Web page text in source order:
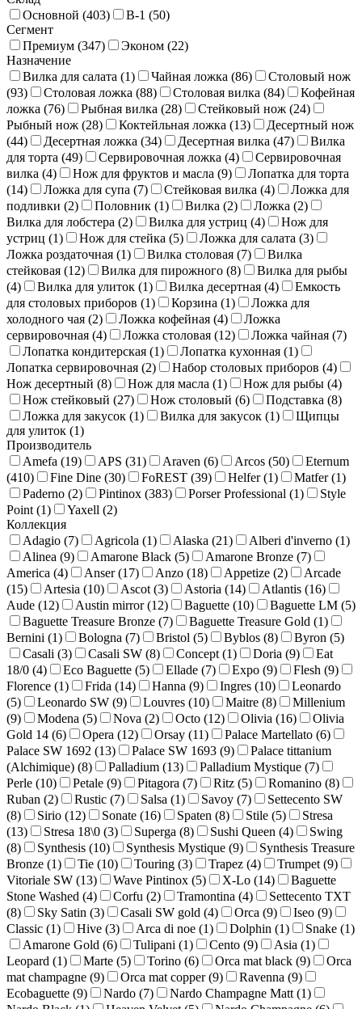
Столовые ложки 104 Столовые ножи
Упаковки для приборов
Чайные ложки
Основной (403) В-1 (50)
Сегмент
Премиум (347) Эконом (22)
Назначение
Вилка для салата (1) Чайная ложка (86)
Столовый нож
(93) Столовая ложка (88) Столовая вилка (84)
Кофейная
ложка (76) Рыбная вилка (28) Стейковый нож (24)
Рыбный нож (28) Коктейльная ложка (13)
Десертный нож
(44) Десертная ложка (34) Десертная вилка (47)
Вилка
для торта (49) Сервировочная ложка (4)
Сервировочная
вилка (4) Нож для фруктов и масла (9)
Лопатка для торта
(14) Ложка для супа (7) Стейковая вилка (4)
Ложка для
подливки (2) Половник (1) Вилка (2) Ложка (2)
Вилка для лобстера (2) Вилка для устриц (4)
Нож для
устриц (1) Нож для стейка (5) Ложка для салата (3)
Ложка роздаточная (1) Вилка столовая (7)
Вилка
стейковая (12) Вилка для пирожного (8)
Вилка для рыбы
(4) Вилка для улиток (1) Вилка десертная (4)
Емкость
для столовых приборов (1) Корзина (1)
Ложка для
холодного чая (2) Ложка кофейная (4)
Ложка
сервировочная (4) Ложка столовая (12) Ложка чайная (7)
Лопатка кондитерская (1) Лопатка кухонная (1)
Лопатка сервировочная (2) Набор столовых приборов (4)
Нож десертный (8) Нож для масла (1) Нож для рыбы (4)
Нож стейковый (27) Нож столовый (6) Подставка (8)
Ложка для закусок (1) Вилка для закусок (1)
Щипцы
для улиток (1)
Производитель
Amefa (19) APS (31) Araven (6) Arcos (50)
Eternum
(410) Fine Dine (30) FoREST (39) Helfer (1) Matfer (1)
Paderno (2) Pintinox (383) Porser Professional (1)
Style
Point (1) Yaxell (2)
Коллекция
Adagio (7) Agricola (1) Alaska (21) Alberi d'inverno (1)
Alinea (9) Amarone Black (5) Amarone Bronze (7)
America (4) Anser (17) Anzo (18) Appetize (2)
Arcade
(15) Artesia (10) Ascot (3) Astoria (14) Atlantis (16)
Aude (12) Austin mirror (12) Baguette (10) Baguette LM (5)
Baguette Treasure Bronze (7) Baguette Treasure Gold (1)
Bernini (1) Bologna (7) Bristol (5) Byblos (8) Byron (5)
Casali (3) Casali SW (8) Concept (1) Doria (9)
Eat
18/0 (4) Eco Baguette (5) Ellade (7) Expo (9) Flesh (9)
Florence (1) Frida (14) Hanna (9) Ingres (10)
Leonardo
(5) Leonardo SW (9) Louvres (10) Maitre (8)
Millenium
(9) Modena (5) Nova (2) Octo (12) Olivia (16)
Olivia
Gold 14 (6) Opera (12) Orsay (11) Palace Martellato (6)
Palace SW 1692 (13) Palace SW 1693 (9)
Palace tittanium
(Alchimique) (8) Palladium (13) Palladium Mystique (7)
Perle (10) Petale (9) Pitagora (7) Ritz (5) Romanino (8)
Ruban (2) Rustic (7) Salsa (1) Savoy (7)
Settecento SW
(8) Sirio (12) Sonate (16) Spaten (8) Stile (5)
Stresa
(13) Stresa 18\0 (3) Superga (8) Sushi Queen (4)
Swing
(8) Synthesis (10) Synthesis Mystique (9)
Synthesis Treasure
Bronze (1) Tie (10) Touring (3) Trapez (4) Trumpet (9)
Vitoriale SW (13) Wave Pintinox (5) X-Lo (14)
Baguette
Stone Washed (4) Corfu (2) Tramontina (4)
Settecento TXT
(8) Sky Satin (3) Casali SW gold (4) Orca (9) Iseo (9)
Classic (1) Hive (3) Arca di noe (1) Dolphin (1) Snake (1)
Amarone Gold (6) Tulipani (1) Cento (9) Asia (1)
Leopard (1) Marte (5) Torino (6) Orca mat black (9)
Orca
mat champagne (9) Orca mat copper (9) Ravenna (9)
Ecobaguette (9) Nardo (7) Nardo Champagne Matt (1)